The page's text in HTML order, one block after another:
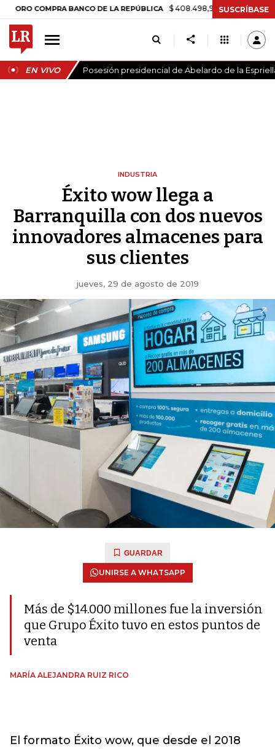
COMPRA BANCO DE LA REPÚBLICA $ 408.498,97 +$ 8.753,81 +2,19%
SUSCRÍBASE
EN VIVO Posesión presidencial de Abelardo de la
INDUSTRIA
Éxito wow llega a
Barranquilla con dos nuevos
innovadores almacenes para
sus clientes
jueves, 29 de agosto de 2019
GUARDAR
UNIRSE A WHATSAPP
Más de $14.000 millones fue la inversión
que Grupo Éxito tuvo en estos puntos de
venta
MARÍA ALEJANDRA RUIZ RICO
El formato Éxito wow, que desde el 2018